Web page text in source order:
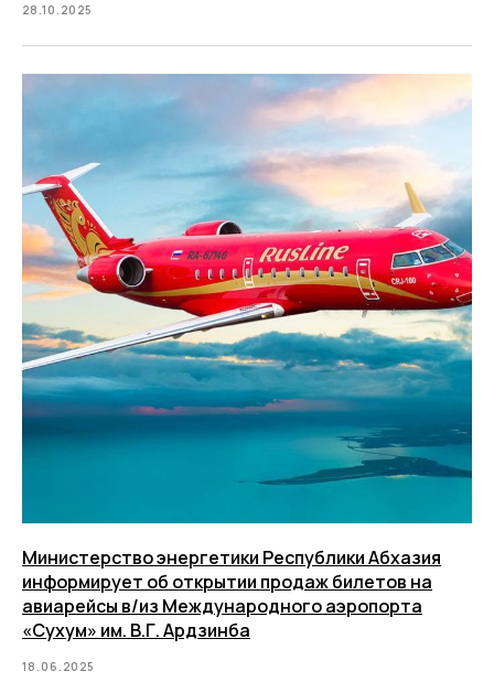
28.10.2025
Министерство энергетики Республики Абхазия
информирует об открытии продаж билетов на
авиарейсы в/из Международного аэропорта
«Сухум» им. В.Г. Ардзинба
18.06.2025